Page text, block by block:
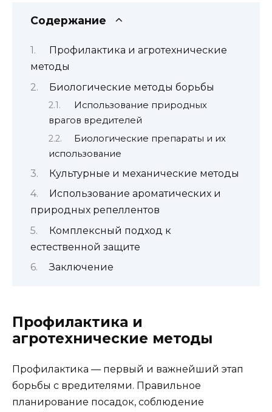
Содержание
Профилактика и агротехнические
методы
Биологические методы борьбы
Использование природных
врагов вредителей
Биологические препараты и их
использование
Культурные и механические методы
Использование ароматических и
природных репеллентов
Комплексный подход к
естественной защите
Заключение
Профилактика и
агротехнические методы
Профилактика — первый и важнейший этап
борьбы с вредителями. Правильное
планирование посадок, соблюдение